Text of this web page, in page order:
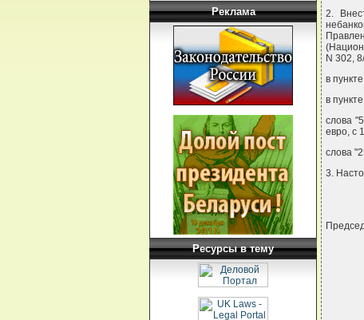
Реклама
Ресурсы в тему
2.
N 302,
в
в
слова
евро, с
слова
3.